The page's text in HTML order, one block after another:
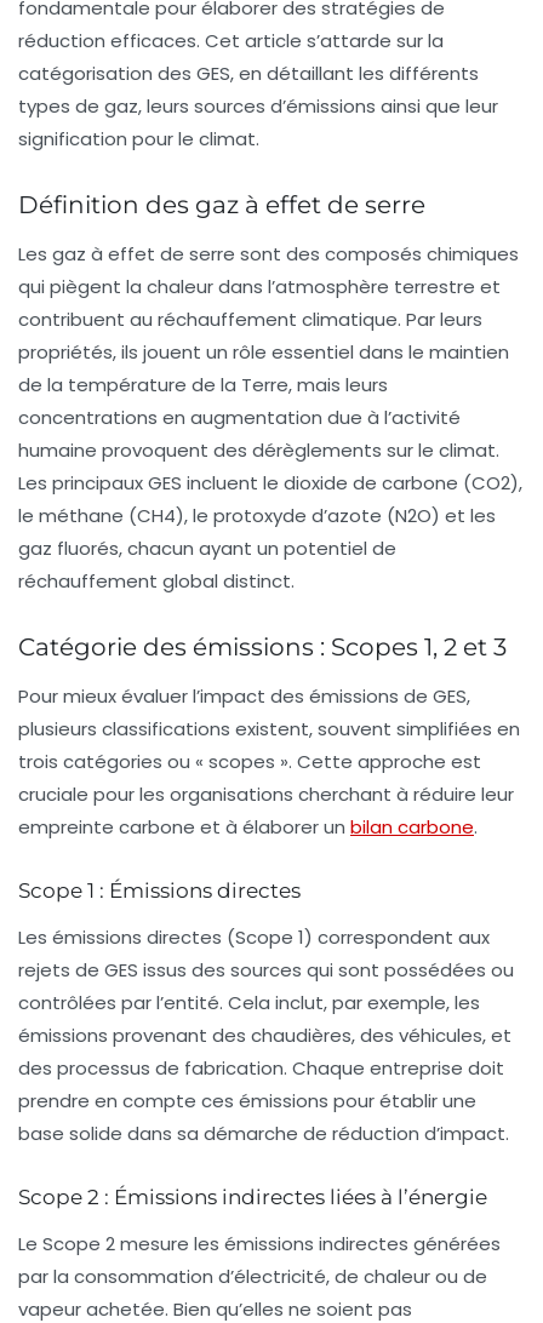
fondamentale pour élaborer des stratégies de
réduction efficaces. Cet article s’attarde sur la
catégorisation des GES, en détaillant les différents
types de gaz, leurs sources d’émissions ainsi que leur
signification pour le climat.
Définition des gaz à effet de serre
Les gaz à effet de serre sont des composés chimiques
qui piègent la chaleur dans l’atmosphère terrestre et
contribuent au réchauffement climatique. Par leurs
propriétés, ils jouent un rôle essentiel dans le maintien
de la température de la Terre, mais leurs
concentrations en augmentation due à l’activité
humaine provoquent des dérèglements sur le climat.
Les principaux GES incluent le dioxide de carbone (CO2),
le méthane (CH4), le protoxyde d’azote (N2O) et les
gaz fluorés, chacun ayant un potentiel de
réchauffement global distinct.
Catégorie des émissions : Scopes 1, 2 et 3
Pour mieux évaluer l’impact des émissions de GES,
plusieurs classifications existent, souvent simplifiées en
trois catégories ou « scopes ». Cette approche est
cruciale pour les organisations cherchant à réduire leur
empreinte carbone et à élaborer un bilan carbone.
Scope 1 : Émissions directes
Les émissions directes (Scope 1) correspondent aux
rejets de GES issus des sources qui sont possédées ou
contrôlées par l’entité. Cela inclut, par exemple, les
émissions provenant des chaudières, des véhicules, et
des processus de fabrication. Chaque entreprise doit
prendre en compte ces émissions pour établir une
base solide dans sa démarche de réduction d’impact.
Scope 2 : Émissions indirectes liées à l’énergie
Le Scope 2 mesure les émissions indirectes générées
par la consommation d’électricité, de chaleur ou de
vapeur achetée. Bien qu’elles ne soient pas